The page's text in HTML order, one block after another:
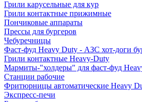
Грили карусельные для кур
Грили контактные прижимные
Пончиковые аппараты
Прессы для бургеров
Чебуречницы
Фаст-фуд Heavy Duty - АЗС хот-доги
Грили контактные Heavy-Duty
Мармиты-"холдеры" для фаст-фуд
Станции рабочие
Фритюрницы автоматические Heavy
Экспресс-печи